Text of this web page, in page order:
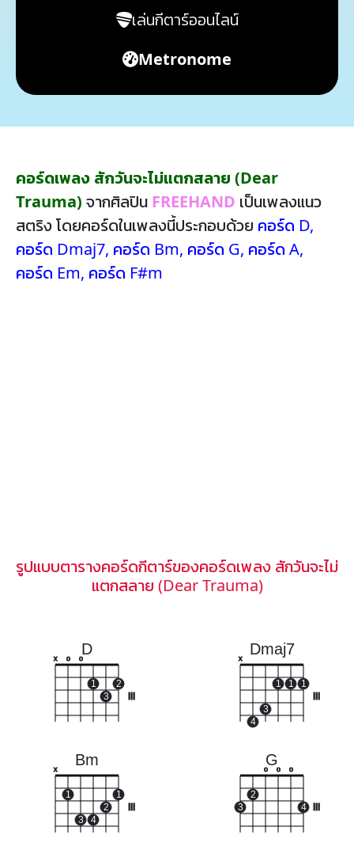
เล่นกีตาร์ออนไลน์
Metronome
คอร์ดเพลง สักวันจะไม่แตกสลาย (Dear
Trauma) จากศิลปิน FREEHAND เป็นเพลงแนว
สตริง โดยคอร์ดในเพลงนี้ประกอบด้วย คอร์ด D,
คอร์ด Dmaj7, คอร์ด Bm, คอร์ด G, คอร์ด A,
คอร์ด Em, คอร์ด F#m
รูปแบบตารางคอร์ดกีตาร์ของคอร์ดเพลง สักวันจะไม่
แตกสลาย (Dear Trauma)
D
x o o
1
3
2
Dmaj7
x
4
3
1 1 1
Bm
x
1
3 4
2
1
G
3
2
o o o
4